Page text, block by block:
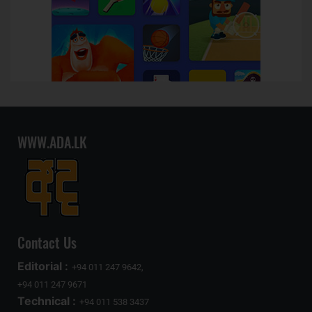
WWW.ADA.LK
Contact Us
Editorial : +94 011 247 9642,
+94 011 247 9671
Technical : +94 011 538 3437